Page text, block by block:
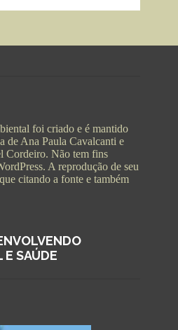
foi criado e é mantido
de Ana Paula Cavalcanti e
Cordeiro. Não tem fins
A reprodução de seu
citando a fonte e também
SAÚDE